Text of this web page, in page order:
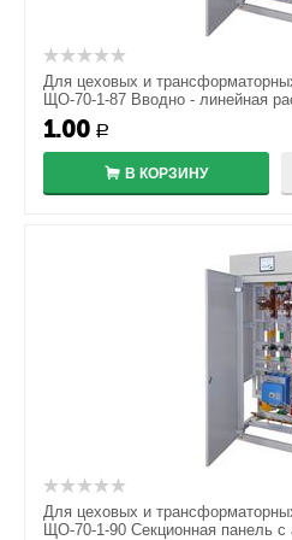
Для цеховых и
ЩО-70-1-87 Вводно - линейная
1.00 Р
В КОРЗИНУ
Для цеховых и
ЩО-70-1-90 Секционная панель с